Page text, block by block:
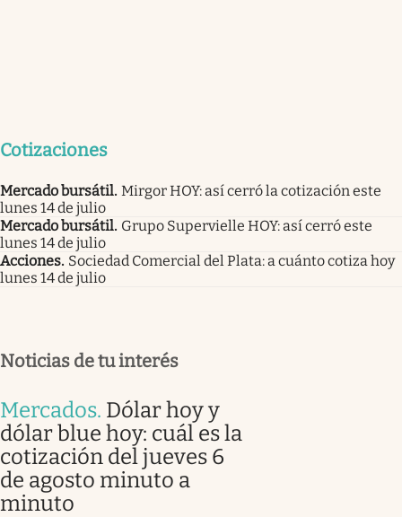
Cotizaciones
Mercado bursátil. Mirgor HOY: así cerró la cotización este
lunes 14 de julio
Mercado bursátil. Grupo Supervielle HOY: así cerró este
lunes 14 de julio
Acciones. Sociedad Comercial del Plata: a cuánto cotiza hoy
lunes 14 de julio
Noticias de tu interés
Mercados. Dólar hoy y
dólar blue hoy: cuál es la
cotización del jueves 6
de agosto minuto a
minuto